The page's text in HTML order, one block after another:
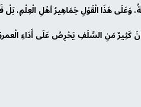
هَذَا الْقَوْلِ جَمَاهِيرُ أهْلِ الْعِلْمِ،
كَثِيرٌ مَنِ السَّلَفِ يَحْرِصُ عَلَى أَدَاءِ